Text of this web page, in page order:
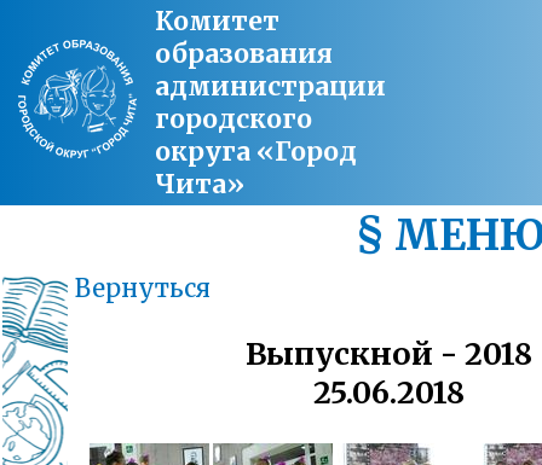
Комитет
образования
администрации
городского
округа «Город
Чита»
§
Вернуться
Выпускной - 2018
25.06.2018